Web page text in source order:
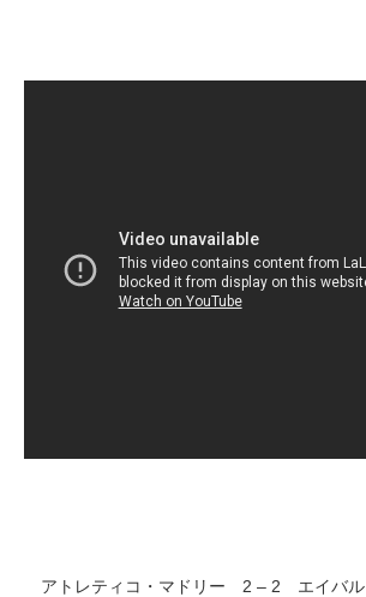
アトレティコ・マドリー 2 – 2 エイバル